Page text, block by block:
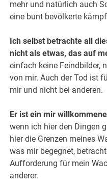
mehr und natürlich auch
eine bunt bevölkerte
Ich selbst betrachte all
nicht als etwas, das auf
einfach keine Feindbilder,
von mir. Auch der Tod ist
mir und nicht bei anderen.
Er ist ein mir
wenn ich hier den Dingen
hier die Grenzen meines
was mir begegnet,
Aufforderung für mein
anderer.